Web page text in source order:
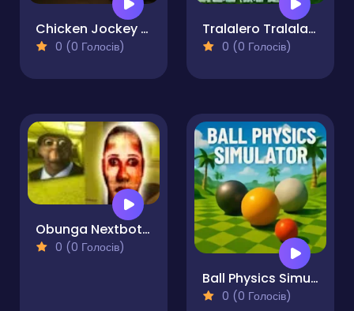
Chicken Jockey Terror
0 (0 Голосів)
Tralalero Tralala Brainrot Parking Terror
0 (0 Голосів)
Obunga Nextbots Sliding Puzzle
0 (0 Голосів)
Ball Physics Simulator
0 (0 Голосів)